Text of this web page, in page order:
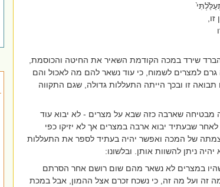
שירד במכה הקודמת השאיר את החיטה והכוסמת,
גרם למצרים לשמוח, כי עוד נשאר להם מה לאכול והם
זו ובכך הייתה התעללות גדולה, שגם התקווה
מבטיחה שארבה כזה שבא על מצרים - לא יבוא עוד
שבעתיד יבוא ארבה במצרים אך לא יזיקו כפי
של המכה ואפשר יהיה בעתיד לספר את התעללות
ניתן להשוות אותן. ובלשונו:
שהיו במצרים לא נשאר מהם שום רושם אחר הסרתם
זה ועל מה זה, כי נשכח זכרם אצל ההמון, אבל במכת